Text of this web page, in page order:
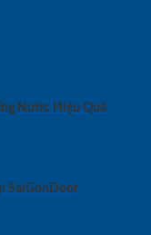
Nước Hiệu Quả
SaiGonDoor